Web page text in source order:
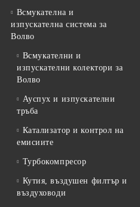
Всмукателна и
изпускателна система за
Волво
Всмукателни и
изпускателни колектори за
Волво
Ауспух и изпускателни
тръба
Катализатор и контрол на
емисиите
Турбокомпресор
Кутия, въздушен филтър и
въздуховоди